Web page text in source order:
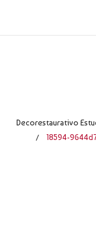
LA OPALINA
TASACIÓN Y COMPRA
Decorestaurativo
/ 18594-